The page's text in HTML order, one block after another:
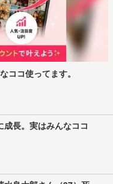
ココ使ってます。
長。実はみんなココ